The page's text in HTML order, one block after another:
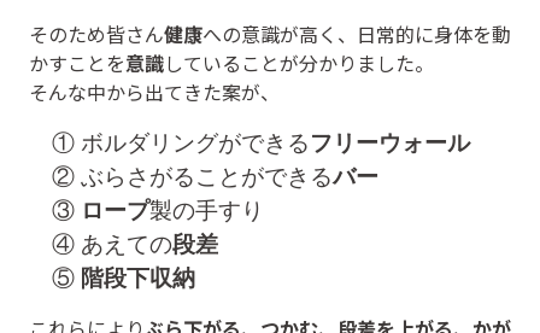
そのため皆さん健康への意識が高く、日常的に身体を動
かすことを意識していることが分かりました。
そんな中から出てきた案が、
① ボルダリングができるフリーウォール
② ぶらさがることができるバー
③ロープ製の手すり
④ あえての段差
⑤ 階段下収納